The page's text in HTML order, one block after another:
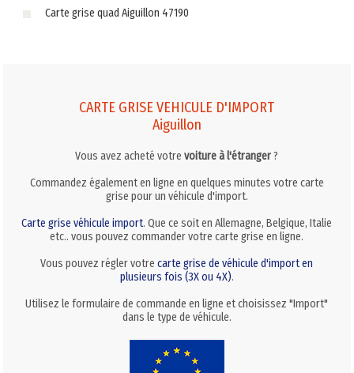
Carte grise quad Aiguillon 47190
CARTE GRISE VEHICULE D'IMPORT
Aiguillon
Vous avez acheté votrevoiture à l'étranger?
Commandez également en ligne en quelques minutes votre carte
grise pour un véhicule d'import.
Carte grise véhicule import. Que ce soit en Allemagne, Belgique, Italie
etc.. vous pouvez commander votre carte grise en ligne.
Vous pouvez régler votrecarte grise de véhicule d'import en
plusieurs fois (3X ou 4X).
Utilisez le formulaire de commande en ligne et choisissez "Import"
dans le type de véhicule.